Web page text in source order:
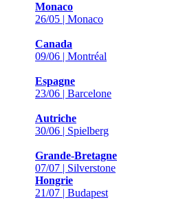
Monaco
26/05 | Monaco
Canada
09/06 | Montréal
Espagne
23/06 | Barcelone
Autriche
30/06 | Spielberg
Grande-Bretagne
07/07 | Silverstone
Hongrie
21/07 | Budapest